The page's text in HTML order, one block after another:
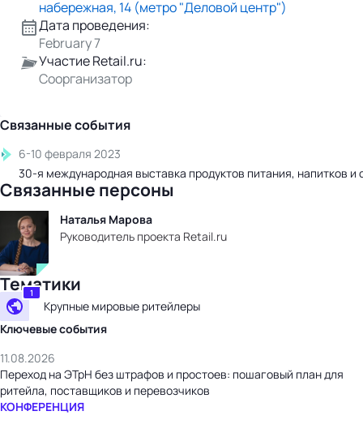
набережная, 14 (метро "Деловой центр")
Дата проведения:
February 7
Участие Retail.ru:
Соорганизатор
Связанные события
6-10 февраля 2023
30-я международная выставка продуктов питания, напитков
Связанные персоны
Наталья Марова
Руководитель проекта Retail.ru
Тематики
1
Крупные мировые ритейлеры
Ключевые события
11.08.2026
Переход на ЭТрН без штрафов и простоев: пошаговый план для
ритейла, поставщиков и перевозчиков
КОНФЕРЕНЦИЯ